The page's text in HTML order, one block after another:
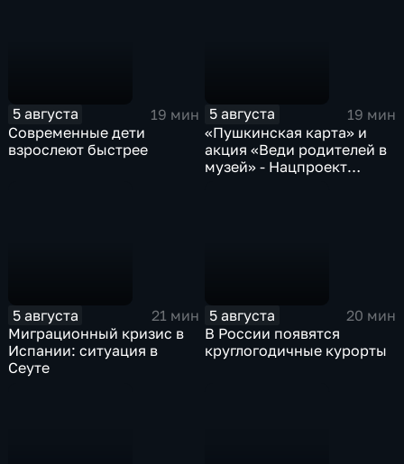
5 августа
19 мин
Современные дети
взрослеют быстрее
5 августа
19 мин
«Пушкинская карта» и
акция «Веди родителей в
музей» - Нацпроект
5 августа
21 мин
Миграционный кризис в
Испании: ситуация в
Сеуте
5 августа
20 мин
В России появятся
круглогодичные курорты